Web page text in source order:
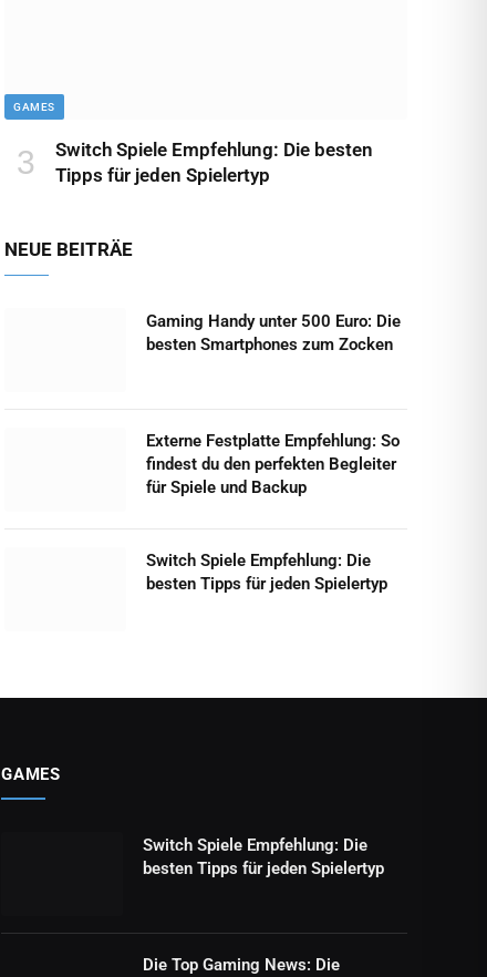
GAMES
Switch Spiele Empfehlung: Die besten
Tipps für jeden Spielertyp
NEUE BEITRÄE
Gaming Handy unter 500 Euro: Die
besten Smartphones zum Zocken
Externe Festplatte Empfehlung: So
findest du den perfekten Begleiter
für Spiele und Backup
Switch Spiele Empfehlung: Die
besten Tipps für jeden Spielertyp
GAMES
Switch Spiele Empfehlung: Die
besten Tipps für jeden Spielertyp
Die Top Gaming News: Die